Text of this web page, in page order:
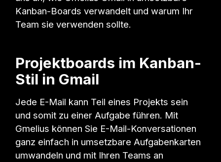
Kanban-Boards verwandelt und warum Ihr
Team sie verwenden sollte.
Projektboards im Kanban-
Stil in Gmail
Jede E-Mail kann Teil eines Projekts sein
und somit zu einer Aufgabe führen. Mit
Gmelius können Sie E-Mail-Konversationen
ganz einfach in umsetzbare Aufgabenkarten
umwandeln und mit Ihren Teams an